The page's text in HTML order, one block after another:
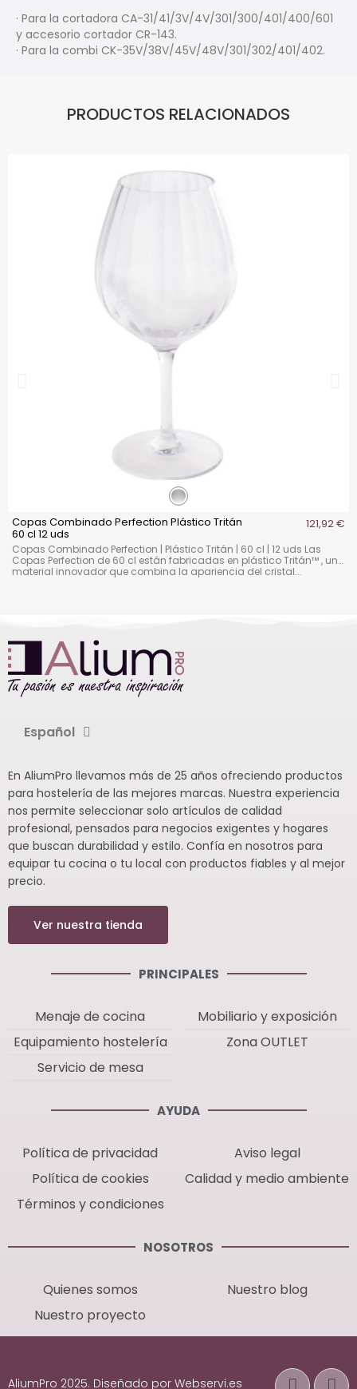
· Para la cortadora CA-31/41/3V/4V/301/300/401/400/601
y accesorio cortador CR-143.
· Para la combi CK-35V/38V/45V/48V/301/302/401/402.
PRODUCTOS RELACIONADOS
Copas Combinado Perfection Plástico Tritán
60 cl 12 uds
121,92 €
Copas Combinado Perfection | Plástico Tritán | 60 cl | 12 uds Las
Copas Perfection de 60 cl están fabricadas en plástico Tritán™ , un
material innovador que combina la apariencia del cristal...
Español
En AliumPro llevamos más de 25 años ofreciendo productos
para hostelería de las mejores marcas. Nuestra experiencia
nos permite seleccionar solo artículos de calidad
profesional, pensados para negocios exigentes y hogares
que buscan durabilidad y estilo. Confía en nosotros para
equipar tu cocina o tu local con productos fiables y al mejor
precio.
Ver nuestra tienda
PRINCIPALES
Menaje de cocina
Equipamiento hostelería
Servicio de mesa
Mobiliario y exposición
Zona OUTLET
AYUDA
Política de privacidad
Política de cookies
Términos y condiciones
Aviso legal
Calidad y medio ambiente
NOSOTROS
Quienes somos
Nuestro proyecto
Nuestro blog
AliumPro 2025. Diseñado por Webservi.es